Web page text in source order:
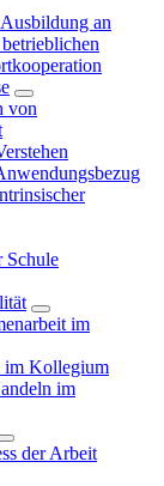
an
von
Schule
im
im Kollegium
im
der Arbeit